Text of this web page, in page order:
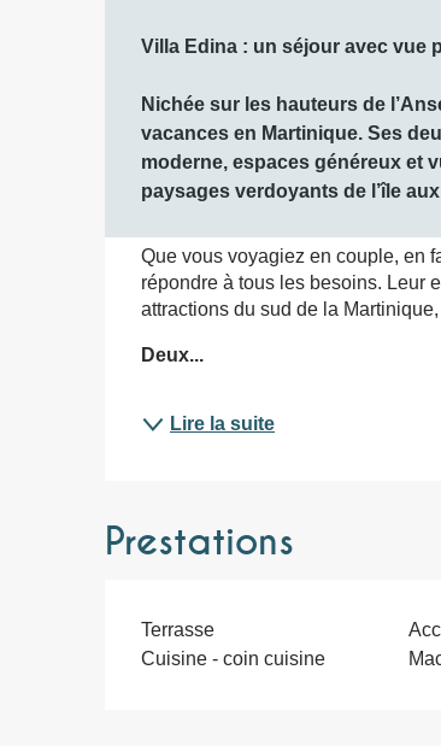
Description
Villa Edina : un séjour avec vue
Nichée sur les hauteurs de
vacances en Martinique. Ses
moderne, espaces généreux et
paysages verdoyants de l’île
Que vous voyagiez en couple, en
répondre à tous les besoins. Leur
attractions du sud de la
Deux...
Lire la suite
Prestations
Terrasse
Cuisine - coin cuisine